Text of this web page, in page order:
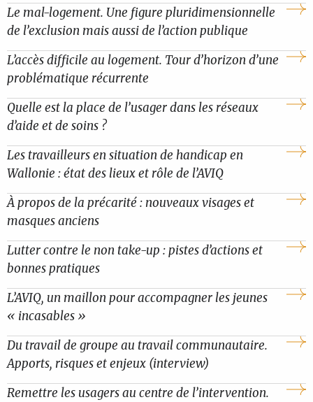
Le mal-logement. Une figure pluridimensionnelle
de l’exclusion mais aussi de l’action publique
L’accès difficile au logement. Tour d’horizon d’une
problématique récurrente
Quelle est la place de l’usager dans les réseaux
d’aide et de soins ?
Les travailleurs en situation de handicap en
Wallonie : état des lieux et rôle de l’AVIQ
À propos de la précarité : nouveaux visages et
masques anciens
Lutter contre le non take-up : pistes d’actions et
bonnes pratiques
L’AVIQ, un maillon pour accompagner les jeunes
« incasables »
Du travail de groupe au travail communautaire.
Apports, risques et enjeux (interview)
Remettre les usagers au centre de l’intervention.